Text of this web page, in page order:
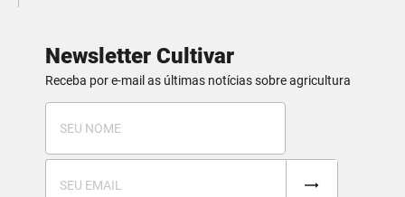
Newsletter Cultivar
Receba por e-mail as últimas notícias sobre agricultura